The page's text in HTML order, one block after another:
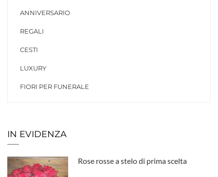
ANNIVERSARIO
REGALI
CESTI
LUXURY
FIORI PER FUNERALE
IN EVIDENZA
Rose rosse a stelo di prima scelta